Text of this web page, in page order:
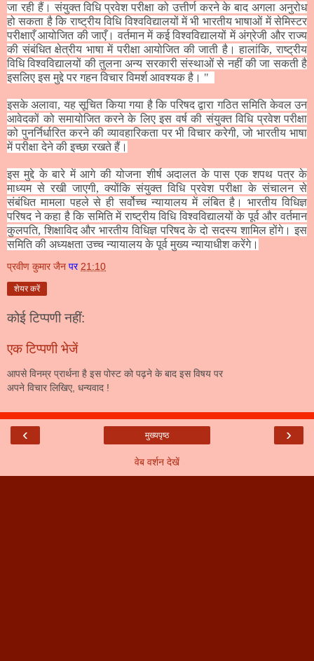
जा रही हैं। संयुक्त विधि प्रवेश परीक्षा को उत्तीर्ण करने के बाद अगला अनुरोध
हो सकता है कि राष्ट्रीय विधि विश्वविद्यालयों में भी भारतीय भाषाओं में सेमिस्टर
परीक्षाएँ आयोजित की जाएँ। वर्तमान में कई विश्वविद्यालयों में अंग्रेजी और राज्य
की संबंधित क्षेत्रीय भाषा में परीक्षा आयोजित की जाती है। हालांकि,राष्ट्रीय
विधि विश्वविद्यालयों की तुलना अन्य सरकारी संस्थाओं से नहीं की जा सकती है
इसलिए इस मुद्दे पर गहन विचार विमर्श आवश्यक है। "
इसके अलावा, यह सूचित किया गया है कि परिषद द्वारा गठित समिति केवल उन
आवेदकों को समायोजित करने के लिए इस वर्ष की संयुक्त विधि प्रवेश परीक्षा
को पुनर्निर्धारित करने की व्यावहारिकता पर भी विचार करेगी,जो भारतीय भाषा
में परीक्षा देने की इच्छा रखते हैं।
इस मुद्दे के बारे में आगे की योजना शीर्ष अदालत के पास एक शपथ पत्र के
माध्यम से रखी जाएगी, क्योंकि संयुक्त विधि प्रवेश परीक्षा के संचालन से
संबंधित मामला पहले से ही सर्वोच्च न्यायालय में लंबित है। भारतीय विधिज्ञ
परिषद ने कहा है कि समिति में राष्ट्रीय विधि विश्वविद्यालयों के पूर्व और वर्तमान
कुलपति, शिक्षाविद और भारतीय विधिज्ञ परिषद के दो सदस्य शामिल होंगे। इस
समिति की अध्यक्षता उच्च न्यायालय के पूर्व मुख्य न्यायाधीश करेंगे।
प्रवीण कुमार जैन पर 21:10
शेयर करें
कोई टिप्पणी नहीं:
एक टिप्पणी भेजें
आपसे विनम्र प्रार्थना है इस पोस्ट को पढ़ने के बाद इस विषय पर
अपने विचार लिखिए, धन्यवाद !
‹ ›
मुख्यपृष्ठ
वेब वर्शन देखें